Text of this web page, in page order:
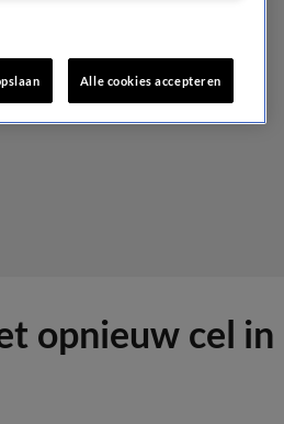
opnieuw cel in
Alle cookies accepteren